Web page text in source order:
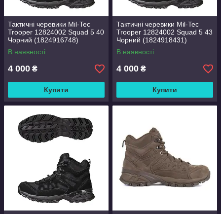
Тактичні черевики Mil-Tec
Trooper 12824002 Squad 5 40
Чорний (1824916748)
В наявності
4 000 ₴
Купити
Тактичні черевики Mil-Tec
Trooper 12824002 Squad 5 43
Чорний (1824918431)
В наявності
4 000 ₴
Купити